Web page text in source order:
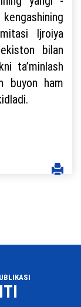
Ijroiya
bilan
ta’minlash
buyon ham